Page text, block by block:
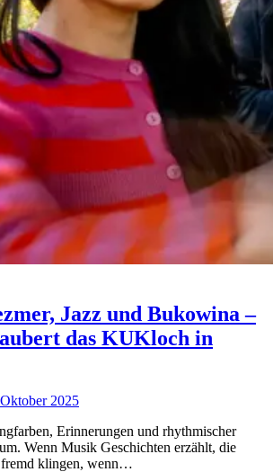
Jazz und Bukowina –
das KUKloch in
2025
Erinnerungen und rhythmischer
Wenn Musik Geschichten erzählt, die
klingen, wenn…